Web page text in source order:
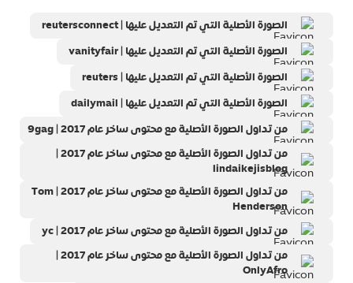
الصورة الأصلية التي تم التعديل عليها | reutersconnect
الصورة الأصلية التي تم التعديل عليها | vanityfair
الصورة الأصلية التي تم التعديل عليها | reuters
الصورة الأصلية التي تم التعديل عليها | dailymail
من تداول الصورة الأصلية مع محتوى ساخر عام 2017 | 9gag
من تداول الصورة الأصلية مع محتوى ساخر عام 2017 |
lindaikejisblog
من تداول الصورة الأصلية مع محتوى ساخر عام 2017 | Tom
Henderson
من تداول الصورة الأصلية مع محتوى ساخر عام 2017 | yc
من تداول الصورة الأصلية مع محتوى ساخر عام 2017 |
OnlyAfro